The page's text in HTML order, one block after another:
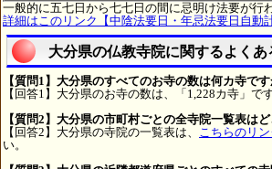
一般的に五七日から七七日の間に忌明け法要が行
詳細はこのリンク【中陰法要日・年忌法要日自動
大分県の仏教寺院に関するよくあ
【質問1】大分県のすべてのお寺の数は何カ寺です
【回答1】大分県のお寺の数は、「1,228カ寺」です
【質問2】大分県の市町村ごとの全寺院一覧表は
【回答2】大分県の寺院の一覧表は、 こちらのリ
い。